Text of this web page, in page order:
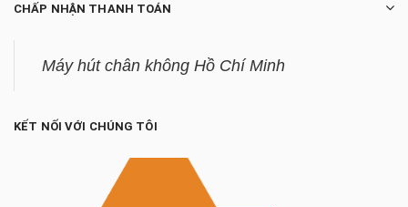
CHẤP NHẬN THANH TOÁN
Máy hút chân không Hồ Chí Minh
KẾT NỐI VỚI CHÚNG TÔI